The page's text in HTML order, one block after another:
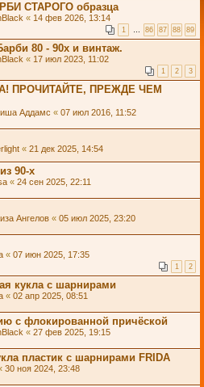
СТАРОГО образца
« 14 фев 2026, 13:14
1 … 86 87 88 89
80 - 90х и винтаж.
« 17 июл 2023, 11:02
1 2 3
ПРОЧИТАЙТЕ, ПРЕЖДЕ ЧЕМ
Аддамс « 07 июл 2016, 11:52
« 21 дек 2025, 14:54
90-х
« 24 сен 2025, 22:11
Ангелов « 05 июл 2025, 23:20
« 07 июн 2025, 17:35
1 2
кукла с шарнирами
« 02 апр 2025, 08:51
с флокированной причёской
« 27 фев 2025, 19:15
пластик с шарнирами FRIDA
30 ноя 2024, 23:48